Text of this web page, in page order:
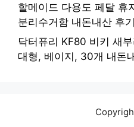
할메이드 다용도 페달 휴
분리수거함 내돈내산 후
닥터퓨리 KF80 비키 새
대형, 베이지, 30개 내돈